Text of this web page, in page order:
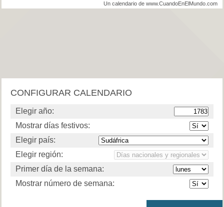
Un calendario de www.CuandoEnElMundo.com
CONFIGURAR CALENDARIO
Elegir año:
Mostrar días festivos:
Elegir país:
Elegir región:
Primer día de la semana:
Mostrar número de semana: